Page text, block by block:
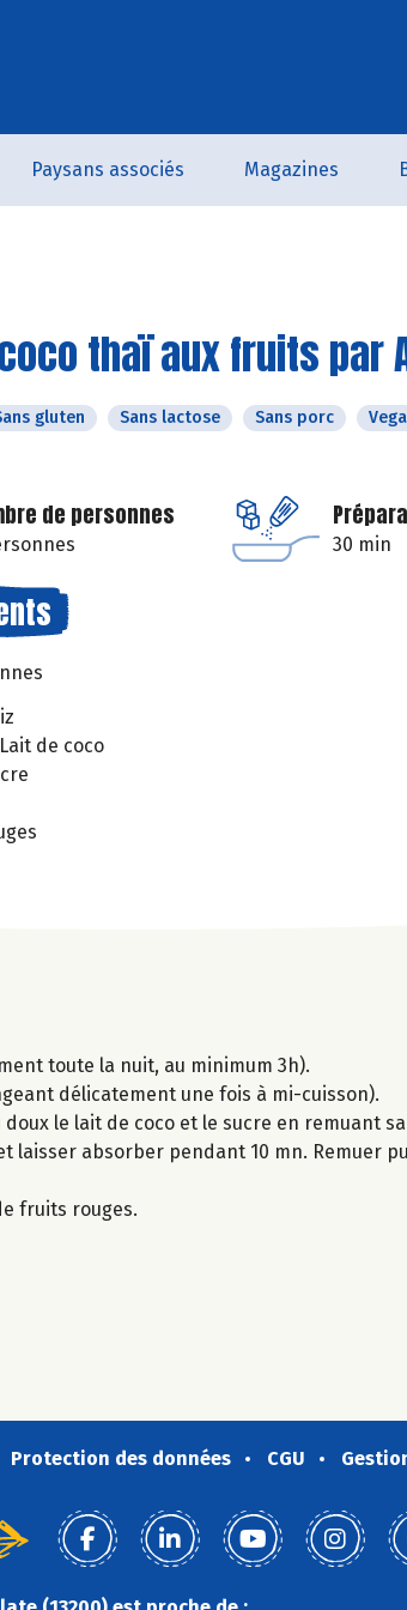
Paysans associés Magazines
thaï aux fruits par
gluten Sans lactose Sans porc
de personnes
30 min
de coco
toute la nuit, au minimum 3h).
délicatement une fois à mi-cuisson).
le lait de coco et le sucre en remuant
laisser absorber pendant 10 mn. Remuer
fruits rouges.
Protection des données CGU